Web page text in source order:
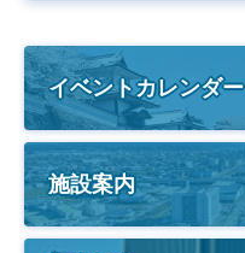
イベントカレンダー
施設案内